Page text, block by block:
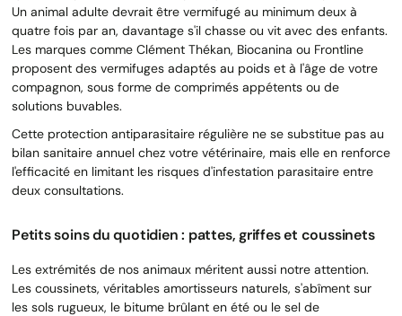
Un animal adulte devrait être vermifugé au minimum deux à
quatre fois par an, davantage s'il chasse ou vit avec des enfants.
Les marques comme Clément Thékan, Biocanina ou Frontline
proposent des vermifuges adaptés au poids et à l'âge de votre
compagnon, sous forme de comprimés appétents ou de
solutions buvables.
Cette protection antiparasitaire régulière ne se substitue pas au
bilan sanitaire annuel chez votre vétérinaire, mais elle en renforce
l'efficacité en limitant les risques d'infestation parasitaire entre
deux consultations.
Petits soins du quotidien : pattes, griffes et coussinets
Les extrémités de nos animaux méritent aussi notre attention.
Les coussinets, véritables amortisseurs naturels, s'abîment sur
les sols rugueux, le bitume brûlant en été ou le sel de